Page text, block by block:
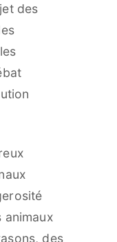
des
animaux
des